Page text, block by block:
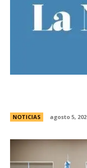
NOTICIAS agosto 5,